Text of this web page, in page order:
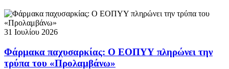
31 Ιουλίου 2026
Φάρμακα παχυσαρκίας: Ο ΕΟΠΥΥ πληρώνει την
τρύπα του «Προλαμβάνω»